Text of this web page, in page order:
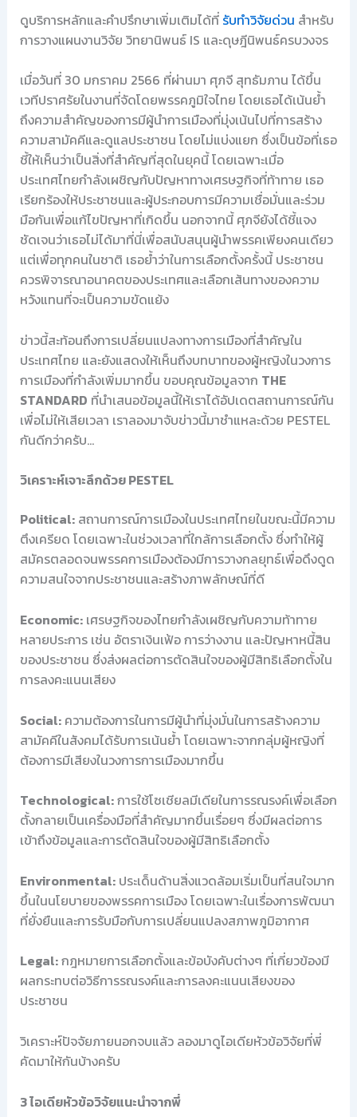
ดูบริการหลักและคำปรึกษาเพิ่มเติมได้ที่ รับทำวิจัยด่วน สำหรับ
การวางแผนงานวิจัย วิทยานิพนธ์ IS และดุษฎีนิพนธ์ครบวงจร
เมื่อวันที่ 30 มกราคม 2566 ที่ผ่านมา ศุภจี สุทธัมภาน ได้ขึ้น
เวทีปราศรัยในงานที่จัดโดยพรรคภูมิใจไทย โดยเธอได้เน้นย้ำ
ถึงความสำคัญของการมีผู้นำการเมืองที่มุ่งเน้นไปที่การสร้าง
ความสามัคคีและดูแลประชาชน โดยไม่แบ่งแยก ซึ่งเป็นข้อที่เธอ
ชี้ให้เห็นว่าเป็นสิ่งที่สำคัญที่สุดในยุคนี้ โดยเฉพาะเมื่อ
ประเทศไทยกำลังเผชิญกับปัญหาทางเศรษฐกิจที่ท้าทาย เธอ
เรียกร้องให้ประชาชนและผู้ประกอบการมีความเชื่อมั่นและร่วม
มือกันเพื่อแก้ไขปัญหาที่เกิดขึ้น นอกจากนี้ ศุภจียังได้ชี้แจง
ชัดเจนว่าเธอไม่ได้มาที่นี่เพื่อสนับสนุนผู้นำพรรคเพียงคนเดียว
แต่เพื่อทุกคนในชาติ เธอย้ำว่าในการเลือกตั้งครั้งนี้ ประชาชน
ควรพิจารณาอนาคตของประเทศและเลือกเส้นทางของความ
หวังแทนที่จะเป็นความขัดแย้ง
ข่าวนี้สะท้อนถึงการเปลี่ยนแปลงทางการเมืองที่สำคัญใน
ประเทศไทย และยังแสดงให้เห็นถึงบทบาทของผู้หญิงในวงการ
การเมืองที่กำลังเพิ่มมากขึ้น ขอบคุณข้อมูลจาก THE
STANDARD ที่นำเสนอข้อมูลนี้ให้เราได้อัปเดตสถานการณ์กัน
เพื่อไม่ให้เสียเวลา เราลองมาจับข่าวนี้มาชำแหละด้วย PESTEL
กันดีกว่าครับ…
วิเคราะห์เจาะลึกด้วย PESTEL
Political:สถานการณ์การเมืองในประเทศไทยในขณะนี้มีความ
ตึงเครียด โดยเฉพาะในช่วงเวลาที่ใกล้การเลือกตั้ง ซึ่งทำให้ผู้
สมัครตลอดจนพรรคการเมืองต้องมีการวางกลยุทธ์เพื่อดึงดูด
ความสนใจจากประชาชนและสร้างภาพลักษณ์ที่ดี
Economic:เศรษฐกิจของไทยกำลังเผชิญกับความท้าทาย
หลายประการ เช่น อัตราเงินเฟ้อ การว่างงาน และปัญหาหนี้สิน
ของประชาชน ซึ่งส่งผลต่อการตัดสินใจของผู้มีสิทธิเลือกตั้งใน
การลงคะแนนเสียง
Social:ความต้องการในการมีผู้นำที่มุ่งมั่นในการสร้างความ
สามัคคีในสังคมได้รับการเน้นย้ำ โดยเฉพาะจากกลุ่มผู้หญิงที่
ต้องการมีเสียงในวงการการเมืองมากขึ้น
Technological:การใช้โซเชียลมีเดียในการรณรงค์เพื่อเลือก
ตั้งกลายเป็นเครื่องมือที่สำคัญมากขึ้นเรื่อยๆ ซึ่งมีผลต่อการ
เข้าถึงข้อมูลและการตัดสินใจของผู้มีสิทธิเลือกตั้ง
Environmental:ประเด็นด้านสิ่งแวดล้อมเริ่มเป็นที่สนใจมาก
ขึ้นในนโยบายของพรรคการเมือง โดยเฉพาะในเรื่องการพัฒนา
ที่ยั่งยืนและการรับมือกับการเปลี่ยนแปลงสภาพภูมิอากาศ
Legal:กฎหมายการเลือกตั้งและข้อบังคับต่างๆ ที่เกี่ยวข้องมี
ผลกระทบต่อวิธีการรณรงค์และการลงคะแนนเสียงของ
ประชาชน
วิเคราะห์ปัจจัยภายนอกจบแล้ว ลองมาดูไอเดียหัวข้อวิจัยที่พี่
คัดมาให้กันบ้างครับ
3 ไอเดียหัวข้อวิจัยแนะนำจากพี่